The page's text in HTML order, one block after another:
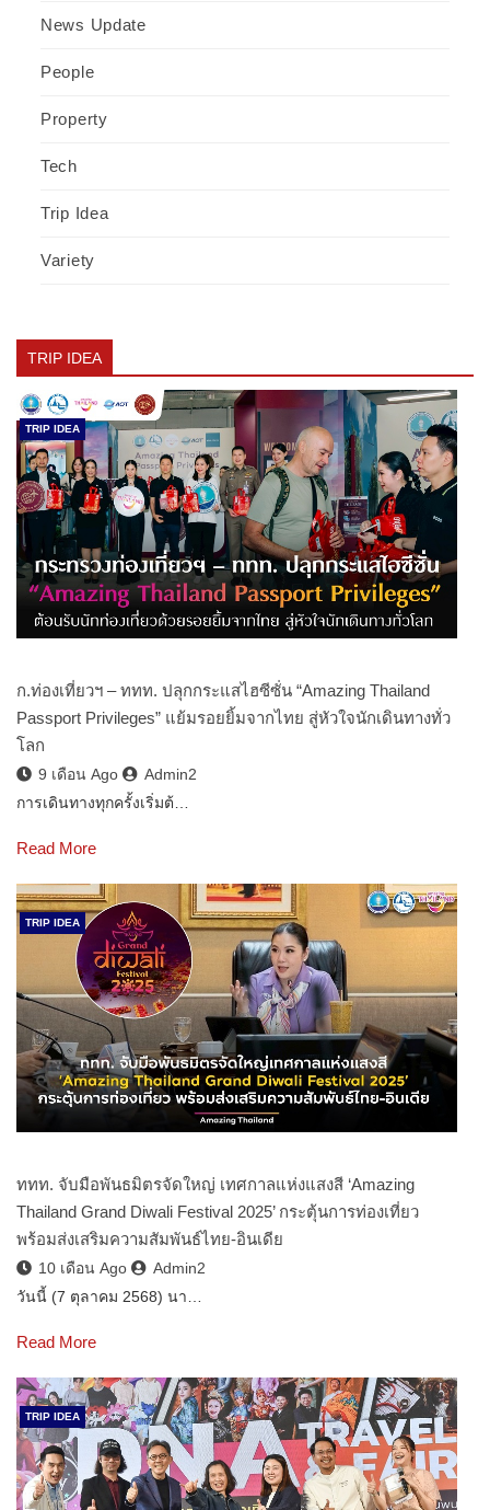
News Update
People
Property
Tech
Trip Idea
Variety
TRIP IDEA
TRIP IDEA
ก.ท่องเที่ยวฯ – ททท. ปลุกกระแสไฮซีซั่น “Amazing Thailand
Passport Privileges” แย้มรอยยิ้มจากไทย สู่หัวใจนักเดินทางทั่ว
โลก
9 เดือน Ago
Admin2
การเดินทางทุกครั้งเริ่มต้…
Read More
TRIP IDEA
ททท. จับมือพันธมิตรจัดใหญ่ เทศกาลแห่งแสงสี ‘Amazing
Thailand Grand Diwali Festival 2025’ กระตุ้นการท่องเที่ยว
พร้อมส่งเสริมความสัมพันธ์ไทย-อินเดีย
10 เดือน Ago
Admin2
วันนี้ (7 ตุลาคม 2568) นา…
Read More
TRIP IDEA